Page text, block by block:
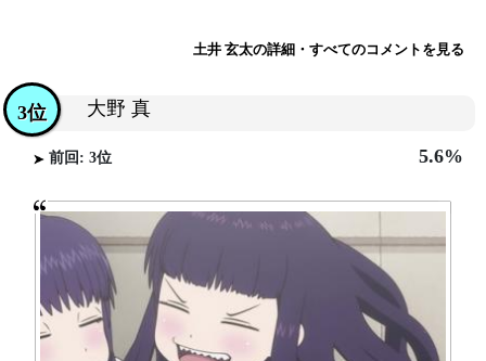
土井 玄太の詳細・すべてのコメントを見る
大野 真
3位
前回: 3位 5.6%